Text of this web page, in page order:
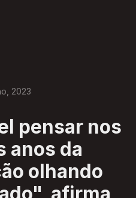
2023
pensar nos
anos da
olhando